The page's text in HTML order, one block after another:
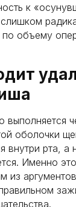
к
объему
выполняется
оболочки
внутри рта,
Именно
из